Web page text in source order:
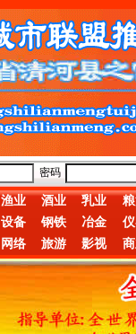
密码
渔业 酒业 乳业
设备 钢铁 冶金
网络 旅游 影视